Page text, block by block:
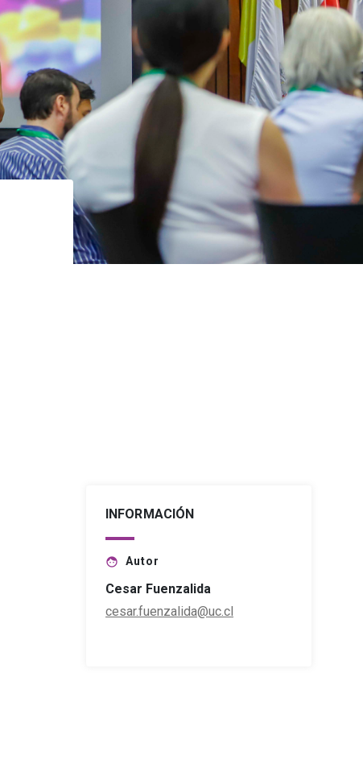
INFORMACIÓN
face Autor
Cesar Fuenzalida
cesar.fuenzalida@uc.cl